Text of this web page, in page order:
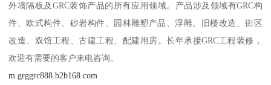
外墙隔板及GRC装饰产品的所有应用领域。产品涉及领域有GRC构
件、欧式构件、砂岩构件、园林雕塑产品、浮雕、旧楼改造、街区
改造、双馆工程、古建工程、配建用房。长年承接GRC工程装修，
欢迎有需要的客户来电咨询。
m.grggrc888.b2b168.com